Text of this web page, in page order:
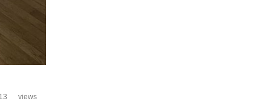
views